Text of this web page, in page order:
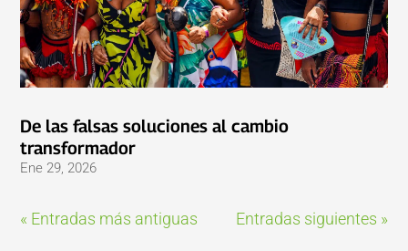
De las falsas soluciones al cambio
transformador
Ene 29, 2026
« Entradas más antiguas Entradas siguientes »